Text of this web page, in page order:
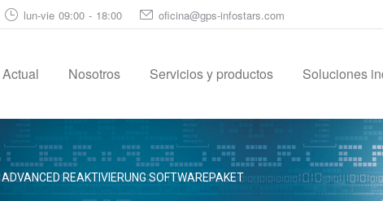
lun-vie 09:00 - 18:00 oficina@gps-infostars.com
Actual Nosotros Servicios y productos Soluciones
REAKTIVIERUNG SOFTWAREPAKET